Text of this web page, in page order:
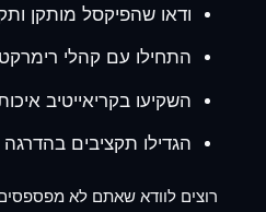
ודאו שהפיקסל מותקן
התחילו עם קהלי
השקיעו בקריאייטיב
הגדילו תקציבים
רוצים לוודא שאתם לא